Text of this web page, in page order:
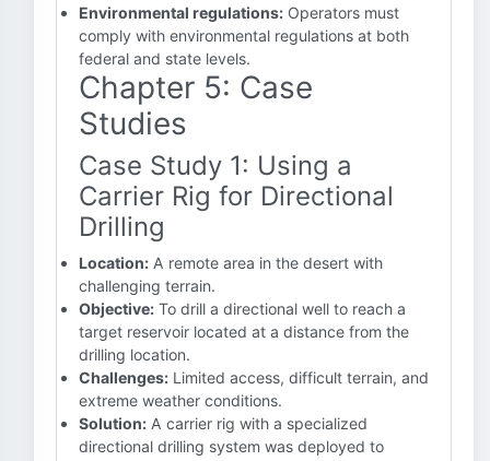
Environmental regulations: Operators must
comply with environmental regulations at both
federal and state levels.
Chapter 5: Case
Studies
Case Study 1: Using a
Carrier Rig for Directional
Drilling
Location: A remote area in the desert with
challenging terrain.
Objective: To drill a directional well to reach a
target reservoir located at a distance from the
drilling location.
Challenges: Limited access, difficult terrain, and
extreme weather conditions.
Solution: A carrier rig with a specialized
directional drilling system was deployed to